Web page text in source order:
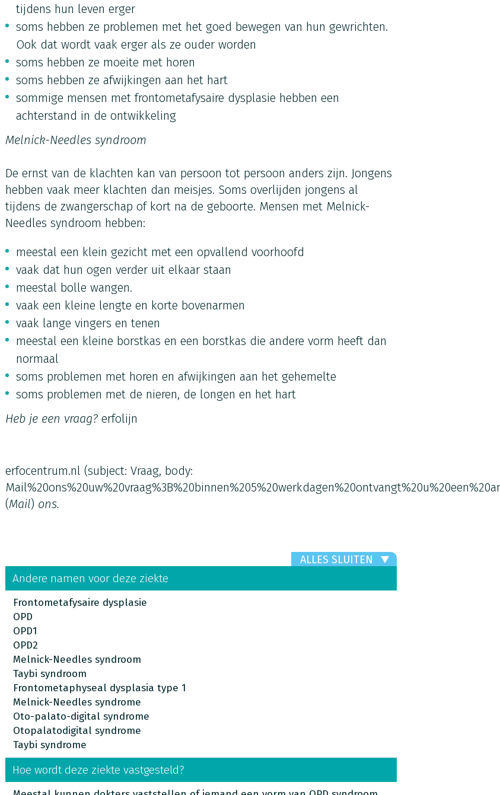
tijdens hun leven erger
soms hebben ze problemen met het goed bewegen van hun gewrichten.
Ook dat wordt vaak erger als ze ouder worden
soms hebben ze moeite met horen
soms hebben ze afwijkingen aan het hart
sommige mensen met frontometafysaire dysplasie hebben een
achterstand in de ontwikkeling
Melnick-Needles syndroom
De ernst van de klachten kan van persoon tot persoon anders zijn. Jongens
hebben vaak meer klachten dan meisjes. Soms overlijden jongens al
tijdens de zwangerschap of kort na de geboorte. Mensen met Melnick-
Needles syndroom hebben:
meestal een klein gezicht met een opvallend voorhoofd
vaak dat hun ogen verder uit elkaar staan
meestal bolle wangen.
vaak een kleine lengte en korte bovenarmen
vaak lange vingers en tenen
meestal een kleine borstkas en een borstkas die andere vorm heeft dan
normaal
soms problemen met horen en afwijkingen aan het gehemelte
soms problemen met de nieren, de longen en het hart
Heb je een vraag? erfolijn
erfocentrum.nl (subject: Vraag, body:
(Mail) ons.
ALLES SLUITEN
Andere namen voor deze ziekte
Frontometafysaire dysplasie
OPD
OPD1
OPD2
Melnick-Needles syndroom
Taybi syndroom
Frontometaphyseal dysplasia type 1
Melnick-Needles syndrome
Oto-palato-digital syndrome
Otopalatodigital syndrome
Taybi syndrome
Hoe wordt deze ziekte vastgesteld?